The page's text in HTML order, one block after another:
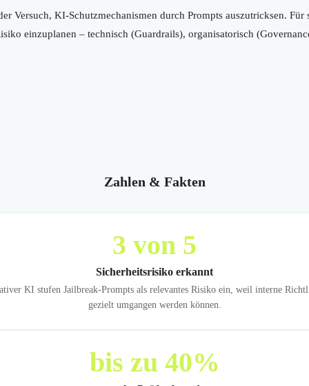
Versuch, KI-Schutzmechanismen durch Prompts auszutricksen.
einzuplanen – technisch (Guardrails), organisatorisch
Zahlen & Fakten
3 von 5
Sicherheitsrisiko erkannt
KI stufen Jailbreak-Prompts als relevantes Risiko ein, weil interne
gezielt umgangen werden können.
bis zu 40%